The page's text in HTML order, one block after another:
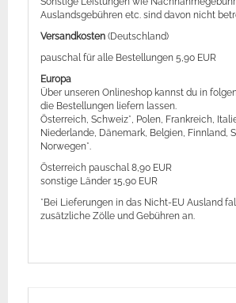
Auslandsgebühren etc. sind davon nicht
Versandkosten (Deutschland)
pauschal für alle Bestellungen 5,90 EUR
Europa
Über unseren Onlineshop kannst du in
die Bestellungen liefern lassen.
Österreich, Schweiz*, Polen, Frankreich,
Niederlande, Dänemark, Belgien, Finnland,
Norwegen*.
Österreich pauschal 8,90 EUR
sonstige Länder 15,90 EUR
*Bei Lieferungen in das Nicht-EU Ausland
zusätzliche Zölle und Gebühren an.